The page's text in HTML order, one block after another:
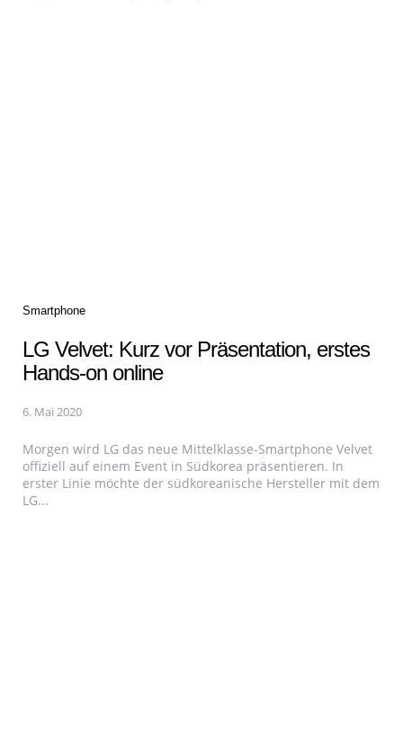
Categories
Smartphone
LG Velvet: Kurz vor Präsentation, erstes
Hands-on online
6. Mai 2020
Morgen wird LG das neue Mittelklasse-Smartphone Velvet
offiziell auf einem Event in Südkorea präsentieren. In
erster Linie möchte der südkoreanische Hersteller mit dem
LG...